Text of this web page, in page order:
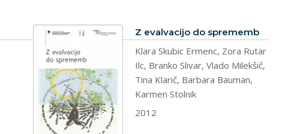
dokument
Z evalvacijo do sprememb
Klara Skubic Ermenc, Zora Rutar
Ilc, Branko Slivar, Vlado Milekšič,
Tina Klarič, Barbara Bauman,
Karmen Stolnik
2012